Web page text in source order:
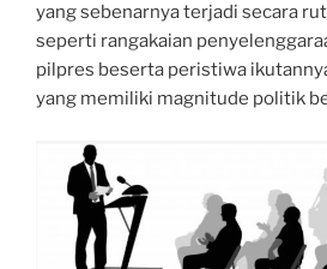
yang sebenarnya terjadi secara
seperti rangakaian
pilpres beserta peristiwa
yang memiliki magnitude politik